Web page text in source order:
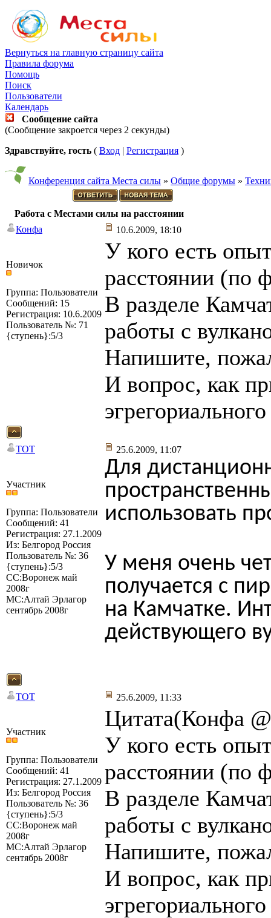
Вернуться на главную страницу сайта
Правила форума
Помощь
Поиск
Пользователи
Календарь
Сообщение сайта
(Сообщение закроется через 2 секунды)
Здравствуйте, гость ( Вход | Регистрация )
Конференция сайта Места силы » Общие форумы »
Работа с Местами силы на расстоянии
Конфа
10.6.2009, 18:10
Новичок
Группа: Пользователи
Сообщений: 15
Регистрация: 10.6.2009
Пользователь №: 71
{ступень}:5/3
У кого есть
расстоянии (по
В разделе
работы с
Напишите,
И вопрос, как
TOT 25.6.2009, 11:07
Участник
Группа: Пользователи
Сообщений: 41
Регистрация: 27.1.2009
Из: Белгород Россия
Пользователь №: 36
{ступень}:5/3
СС:Воронеж май
2008г
МС:Алтай Эрлагор
сентябрь 2008г
Для
использовать
У меня очень
получается с
на Камчатке.
действующего
TOT 25.6.2009, 11:33
Участник
Группа: Пользователи
Сообщений: 41
Регистрация: 27.1.2009
Из: Белгород Россия
Пользователь №: 36
{ступень}:5/3
СС:Воронеж май
2008г
МС:Алтай Эрлагор
сентябрь 2008г
Цитата(Конфа
У кого есть
расстоянии (по
В разделе
работы с
Напишите,
И вопрос, как